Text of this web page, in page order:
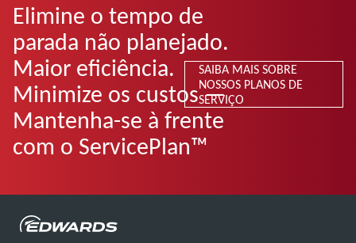
Elimine o tempo de
parada não planejado.
Maior eficiência.
Minimize os custos —
Mantenha-se à frente
com o ServicePlan™
SAIBA MAIS SOBRE
NOSSOS PLANOS DE
SERVIÇO